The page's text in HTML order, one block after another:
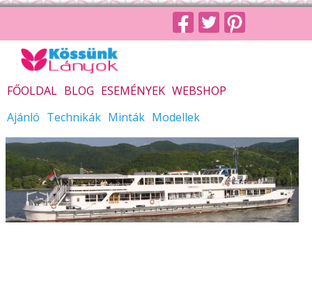
FŐOLDAL BLOG ESEMÉNYEK WEBSHOP
Ajánló Technikák Minták Modellek